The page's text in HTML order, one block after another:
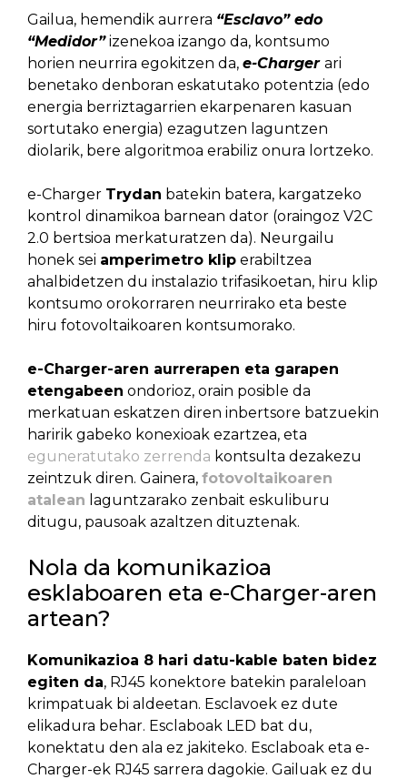
Gailua, hemendik aurrera “Esclavo” edo
“Medidor”izenekoa izango da, kontsumo
horien neurrira egokitzen da, e-Charger ari
benetako denboran eskatutako potentzia (edo
energia berriztagarrien ekarpenaren kasuan
sortutako energia) ezagutzen laguntzen
diolarik, bere algoritmoa erabiliz onura lortzeko.
e-Charger Trydan batekin batera, kargatzeko
kontrol dinamikoa barnean dator (oraingoz V2C
2.0 bertsioa merkaturatzen da). Neurgailu
honek sei amperimetro klip erabiltzea
ahalbidetzen du instalazio trifasikoetan, hiru klip
kontsumo orokorraren neurrirako eta beste
hiru fotovoltaikoaren kontsumorako.
e-Charger-aren aurrerapen eta garapen
etengabeen ondorioz, orain posible da
merkatuan eskatzen diren inbertsore batzuekin
haririk gabeko konexioak ezartzea, eta
eguneratutako zerrenda kontsulta dezakezu
zeintzuk diren. Gainera, fotovoltaikoaren
atalean laguntzarako zenbait eskuliburu
ditugu, pausoak azaltzen dituztenak.
Nola da komunikazioa
esklaboaren eta e-Charger-aren
artean?
Komunikazioa 8 hari datu-kable baten bidez
egiten da, RJ45 konektore batekin paraleloan
krimpatuak bi aldeetan. Esclavoek ez dute
elikadura behar. Esclaboak LED bat du,
konektatu den ala ez jakiteko. Esclaboak eta e-
Charger-ek RJ45 sarrera dagokie. Gailuak ez du